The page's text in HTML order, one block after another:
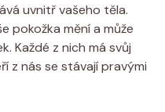
uvnitř vašeho těla.
pokožka mění a může
Každé z nich má svůj
z nás se stávají pravými